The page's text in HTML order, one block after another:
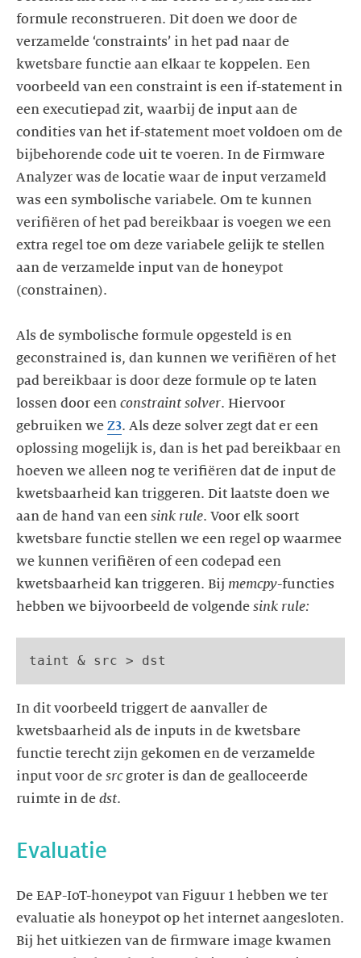
formule reconstrueren. Dit doen we door de
verzamelde ‘constraints’ in het pad naar de
kwetsbare functie aan elkaar te koppelen. Een
voorbeeld van een constraint is een if-statement in
een executiepad zit, waarbij de input aan de
condities van het if-statement moet voldoen om de
bijbehorende code uit te voeren. In de Firmware
Analyzer was de locatie waar de input verzameld
was een symbolische variabele. Om te kunnen
verifiëren of het pad bereikbaar is voegen we een
extra regel toe om deze variabele gelijk te stellen
aan de verzamelde input van de honeypot
(constrainen).
Als de symbolische formule opgesteld is en
geconstrained is, dan kunnen we verifiëren of het
pad bereikbaar is door deze formule op te laten
lossen door een constraint solver. Hiervoor
gebruiken we Z3. Als deze solver zegt dat er een
oplossing mogelijk is, dan is het pad bereikbaar en
hoeven we alleen nog te verifiëren dat de input de
kwetsbaarheid kan triggeren. Dit laatste doen we
aan de hand van een sink rule. Voor elk soort
kwetsbare functie stellen we een regel op waarmee
we kunnen verifiëren of een codepad een
kwetsbaarheid kan triggeren. Bij memcpy-functies
hebben we bijvoorbeeld de volgende sink rule:
taint & src > dst
In dit voorbeeld triggert de aanvaller de
kwetsbaarheid als de inputs in de kwetsbare
functie terecht zijn gekomen en de verzamelde
input voor de src groter is dan de gealloceerde
ruimte in de dst
De EAP-IoT-honeypot van Figuur 1 hebben we ter
evaluatie als honeypot op het internet aangesloten.
Bij het uitkiezen van de firmware image kwamen